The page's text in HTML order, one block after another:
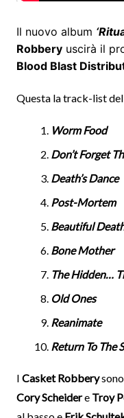
Il nuovo album
Robberyuscirà il
Blood Blast
Questa la track-list
Worm Food
Don’t Forget
Death’s Dance
Post-Mortem
Beautiful
Bone Mother
The Hidden…
Old Ones
Reanimate
Return To The
I Casket Robberysono
Cory Scheidere Troy